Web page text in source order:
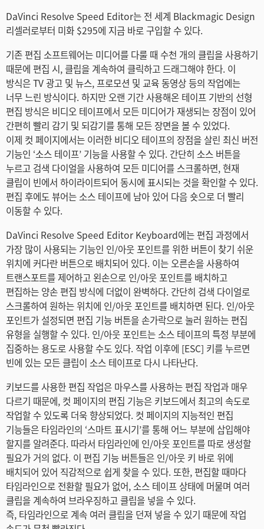
Netherlands
Norway
Poland
Portugal
Singapore
South Africa
Spain
Chinese Taipei
Turkey
UAE
Ukraine
United Kingdom
DaVinci Resolve Speed Editor는 전 세계 Blackmagic Design
리셀러로부터 미화 $295에 지금 바로 구입할 수 있다.
기존 편집 소프트웨어는 미디어를 다룰 때 수천 개의 클립을 사용하기
때문에 편집 시, 클립을 계속하여 클릭하고 드래그해야 한다. 이
방식은 TV 광고 및 뉴스, 프로모션 및 교육 동영상 등의 작업에는
너무 느린 방식이다. 하지만 오랜 기간 사용해온 테이프 기반의 선형
편집 방식은 비디오 테이프에서 모든 미디어가 재생되는 장점이 있어
간편히 빨리 감기 및 되감기를 통해 모든 장면을 볼 수 있었다.
이제 컷 페이지에서는 이러한 비디오 테이프의 장점을 살린 최신 버전
기능인 ‘소스 테이프’ 기능을 사용할 수 있다. 간단히 소스 버튼을
누르고 검색 다이얼을 사용하여 모든 미디어를 스크롤하면, 현재
클립이 빈에서 하이라이트되어 동시에 표시되는 것을 확인할 수 있다.
편집 후에도 뷰어는 소스 테이프에 남아 있어 다음 숏으로 더 빨리
이동할 수 있다.
DaVinci Resolve Speed Editor Keyboard에는 편집 과정에서
가장 많이 사용되는 기능인 인/아웃 포인트를 위한 버튼이 찾기 쉬운
위치에 커다란 버튼으로 배치되어 있다. 이는 오른손을 사용하여
트랜스포트를 제어하고 왼손으로 인/아웃 포인트를 배치하고
편집하는 양손 편집 방식에 더없이 완벽하다. 간단히 검색 다이얼로
스크롤하여 원하는 위치에 인/아웃 포인트를 배치하면 된다. 인/아웃
포인트가 설정되면 편집 기능 버튼을 손가락으로 눌러 원하는 편집
유형을 실행할 수 있다. 인/아웃 포인트는 소스 테이프의 특정 부분에
집중하는 용도로 사용할 수도 있다. 작업 이후에 [ESC] 키를 누르면
빈에 있는 모든 클립이 소스 테이프로 다시 나타난다.
키보드를 사용한 편집 작업은 마우스를 사용하는 편집 작업과 매우
다르기 때문에, 컷 페이지의 편집 기능은 키보드에서 최고의 속도로
작업할 수 있도록 더욱 향상되었다. 컷 페이지의 지능적인 편집
기능들은 타임라인의 ‘스마트 표시기’를 통해 어느 부분에 삽입해야
할지를 알려준다. 따라서 타임라인에 인/아웃 포인트를 따로 생성할
필요가 거의 없다. 이 편집 기능 버튼들은 인/아웃 키 바로 위에
배치되어 있어 직감적으로 쉽게 찾을 수 있다. 또한, 편집할 때마다
타임라인으로 전환할 필요가 없어, 소스 테이프 상태에 머물며 여러
클립을 계속하여 브라우징하고 클립을 넣을 수 있다.
즉, 타임라인으로 계속 여러 클립을 던져 넣을 수 있기 때문에 작업